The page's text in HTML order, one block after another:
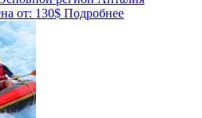
от: 130$ Подробнее